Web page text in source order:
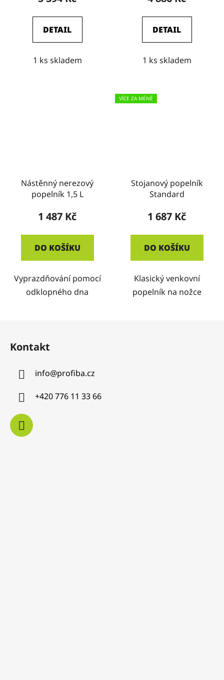
DETAIL
1 ks skladem
DETAIL
1 ks skladem
Nástěnný nerezový
popelník 1,5 L
1 487 Kč
DO KOŠÍKU
Vyprazdňování pomocí
odklopného dna
VÍCE ZA MÉNĚ
Stojanový popelník
Standard
1 687 Kč
DO KOŠÍKU
Klasický venkovní
popelník na nožce
Kontakt
info@profiba.cz
+420 776 11 33 66